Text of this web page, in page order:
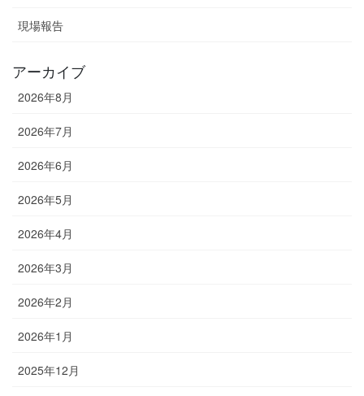
現場報告
アーカイブ
2026年8月
2026年7月
2026年6月
2026年5月
2026年4月
2026年3月
2026年2月
2026年1月
2025年12月